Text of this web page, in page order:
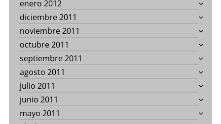
enero 2012
diciembre 2011
noviembre 2011
octubre 2011
septiembre 2011
agosto 2011
julio 2011
junio 2011
mayo 2011